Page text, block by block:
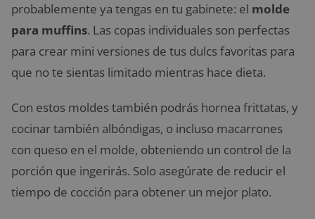
probablemente ya tengas en tu gabinete: el molde
para muffins. Las copas individuales son perfectas
para crear mini versiones de tus dulcs favoritas para
que no te sientas limitado mientras hace dieta.
Con estos moldes también podrás hornea frittatas, y
cocinar también albóndigas, o incluso macarrones
con queso en el molde, obteniendo un control de la
porción que ingerirás. Solo asegúrate de reducir el
tiempo de cocción para obtener un mejor plato.